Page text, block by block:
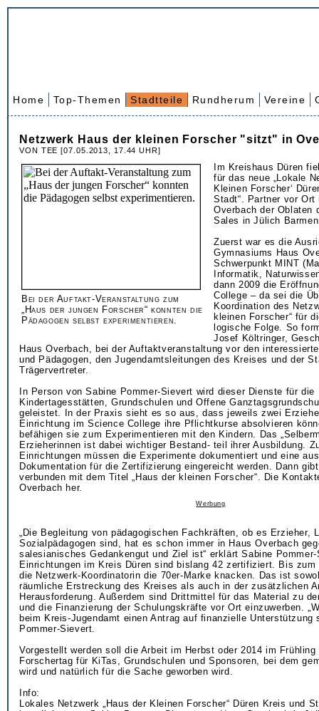
Home Top-Themen Stadtteile Rundherum Vereine
Netzwerk Haus der kleinen Forscher "sitzt" in
VON TEE [07.05.2013, 17.44 UHR]
Bei der Auftakt-Veranstaltung zum
„Haus der jungen Forscher“ konnten die
Pädagogen selbst experimentieren.
Im Kreishaus Düren
für das neue „Lokale
Kleinen Forscher‘
Stadt“. Partner vor
Overbach der Oblaten
Sales in Jülich
Zuerst war es die
Gymnasiums Haus
Schwerpunkt MINT
Informatik,
dann 2009 die
College – da sei die
Koordination des
kleinen Forscher“ für
logische Folge. So
Josef Költringer,
Haus Overbach, bei der Auftaktveranstaltung vor den
und Pädagogen, den Jugendamtsleitungen des Kreises und der
Trägervertreter.
In Person von Sabine Pommer-Sievert wird dieser Dienste für die
Kindertagesstätten, Grundschulen und Offene
geleistet. In der Praxis sieht es so aus, dass jeweils zwei
Einrichtung im Science College ihre Pflichtkurse absolvieren
befähigen sie zum Experimentieren mit den Kindern. Das
Erzieherinnen ist dabei wichtiger Bestand- teil ihrer Ausbildung.
Einrichtungen müssen die Experimente dokumentiert und eine
Dokumentation für die Zertifizierung eingereicht werden. Dann
verbunden mit dem Titel „Haus der kleinen Forscher“. Die
Overbach her.
Werbung
„Die Begleitung von pädagogischen Fachkräften, ob es Erzieher,
Sozialpädagogen sind, hat es schon immer in Haus Overbach
salesianisches Gedankengut und Ziel ist“ erklärt Sabine
Einrichtungen im Kreis Düren sind bislang 42 zertifiziert. Bis zum
die Netzwerk-Koordinatorin die 70er-Marke knacken. Das ist
räumliche Erstreckung des Kreises als auch in der zusätzlichen
Herausforderung. Außerdem sind Drittmittel für das Material zu
und die Finanzierung der Schulungskräfte vor Ort einzuwerben.
beim Kreis-Jugendamt einen Antrag auf finanzielle Unterstützung
Pommer-Sievert.
Vorgestellt werden soll die Arbeit im Herbst oder 2014 im Frühling
Forschertag für KiTas, Grundschulen und Sponsoren, bei dem
wird und natürlich für die Sache geworben wird.
Info:
Lokales Netzwerk „Haus der Kleinen Forscher“ Düren Kreis und